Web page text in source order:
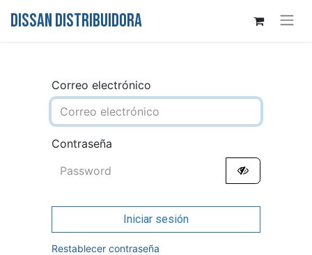
DISSAN DISTRIBUIDORA
Correo electrónico
Contraseña
Iniciar sesión
Restablecer contraseña